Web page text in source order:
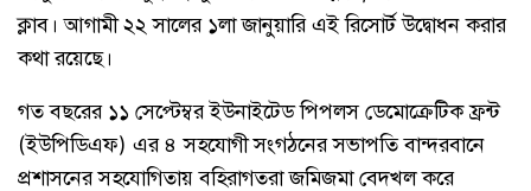
ক্লাব। আগামী ২২ সালের ১লা জানুয়ারি এই রিসোর্ট উদ্বোধন করার
কথা রয়েছে।
গত বছরের ১১ সেপ্টেম্বর ইউনাইটেড পিপলস ডেমোক্রেটিক ফ্রন্ট
(ইউপিডিএফ) এর ৪ সহযোগী সংগঠনের সভাপতি বান্দরবানে
প্রশাসনের সহযোগিতায় বহিরাগতরা জমিজমা বেদখল করে